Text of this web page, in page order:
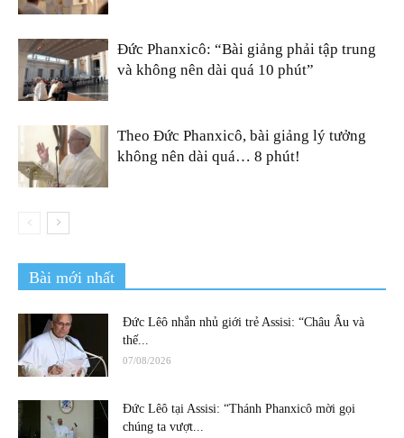
Đức Phanxicô: “Bài giảng phải tập trung
và không nên dài quá 10 phút”
Theo Đức Phanxicô, bài giảng lý tưởng
không nên dài quá… 8 phút!
Bài mới nhất
Đức Lêô nhắn nhủ giới trẻ Assisi: “Châu Âu và
thế...
07/08/2026
Đức Lêô tại Assisi: “Thánh Phanxicô mời gọi
chúng ta vượt...